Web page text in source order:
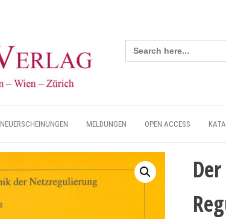
Search
for:
NEUERSCHEINUNGEN MELDUNGEN OPEN ACCESS